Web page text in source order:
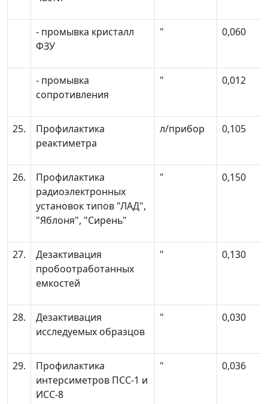
- промывка кристалл
ФЗУ
" 0,060
- промывка
сопротивления
" 0,012
25.
Профилактика
реактиметра
л/прибор 0,105
26.
Профилактика
радиоэлектронных
установок типов "ЛАД",
"Яблоня", "Сирень"
" 0,150
27.
Дезактивация
пробоотработанных
емкостей
" 0,130
28.
Дезактивация
исследуемых образцов
" 0,030
29.
Профилактика
интерсиметров ПСС-1 и
ИСС-8
" 0,036